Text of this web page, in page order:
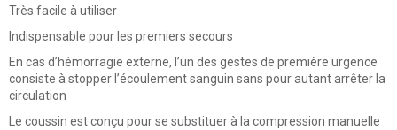
Très facile à utiliser
Indispensable pour les premiers secours
En cas d’hémorragie externe, l’un des gestes de première urgence
consiste à stopper l’écoulement sanguin sans pour autant arrêter la
circulation
Le coussin est conçu pour se substituer à la compression manuelle